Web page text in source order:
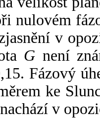
nulovém
v
G není
Fázový
ke
v